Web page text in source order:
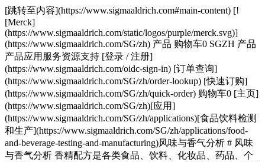
[跳转至内容](https://www.sigmaaldrich.com#main-content) [!
[Merck]
(https://www.sigmaaldrich.com/static/logos/purple/merck.svg)]
(https://www.sigmaaldrich.com/SG/zh) 产品 购物车0 SGZH 产品
产品应用服务资源支持 [登录 / 注册]
(https://www.sigmaaldrich.com/oidc-sign-in) [订单查询]
(https://www.sigmaaldrich.com/SG/zh/order-lookup) [快速订购]
(https://www.sigmaaldrich.com/SG/zh/quick-order) 购物车0 [主页]
(https://www.sigmaaldrich.com/SG/zh)[应用]
(https://www.sigmaaldrich.com/SG/zh/applications)[食品饮料检测
和生产](https://www.sigmaaldrich.com/SG/zh/applications/food-
and-beverage-testing-and-manufacturing)风味与香气分析 # 风味
与香气分析 香精配方是各类食品、饮料、化妆品、药品、个